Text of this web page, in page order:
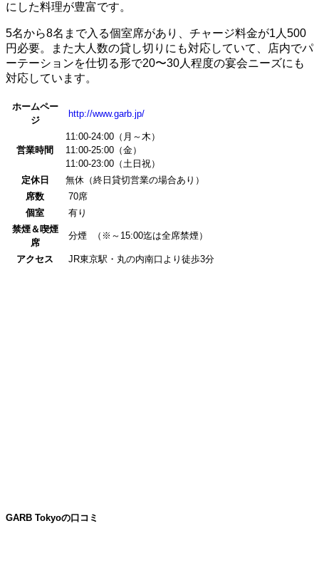
にした料理が豊富です。
5名から8名まで入る個室席があり、チャージ料金が1人500
円必要。また大人数の貸し切りにも対応していて、店内でパ
ーテーションを仕切る形で20〜30人程度の宴会ニーズにも
対応しています。
ホームペー
ジ
http://www.garb.jp/
営業時間
11:00-24:00（月～木）
11:00-25:00（金）
11:00-23:00（土日祝）
定休日
無休（終日貸切営業の場合あり）
席数
70席
個室
有り
禁煙＆喫煙
席
分煙 （※～15:00迄は全席禁煙）
アクセス JR東京駅・丸の内南口より徒歩3分
GARB Tokyoの口コミ